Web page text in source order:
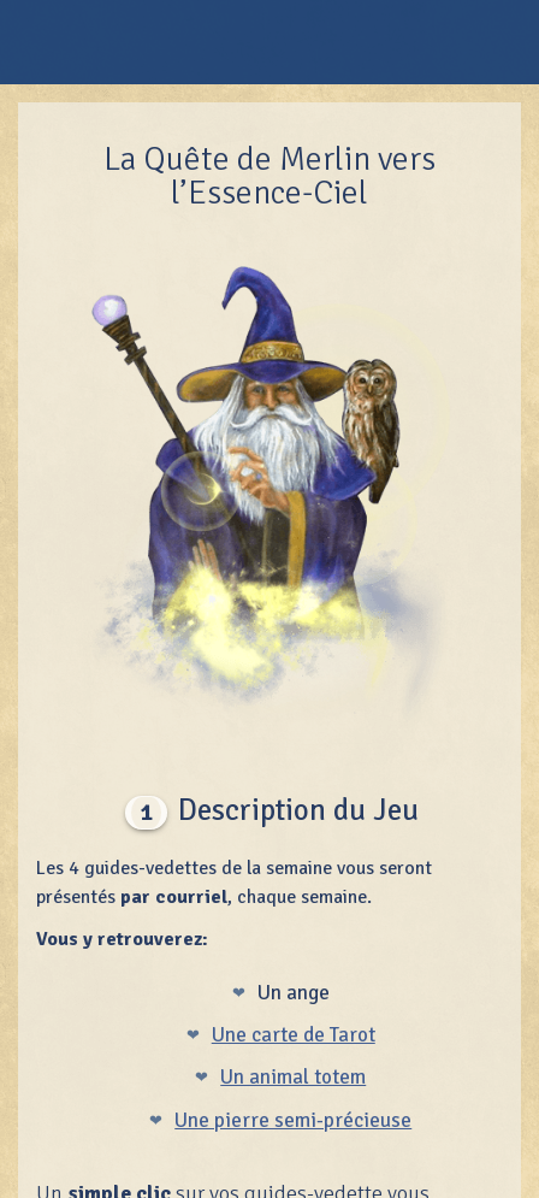
La Quête de Merlin vers
l’Essence-Ciel
1 Description du Jeu
Les 4 guides-vedettes de la semaine vous seront
présentés par courriel, chaque semaine.
Vous y retrouverez:
Un ange
Une carte de Tarot
Un animal totem
Une pierre semi-précieuse